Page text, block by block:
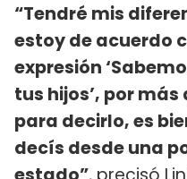
“Tendré mis
estoy de acuerdo
expresión
tus hijos’, por
para decirlo, es
decís desde una